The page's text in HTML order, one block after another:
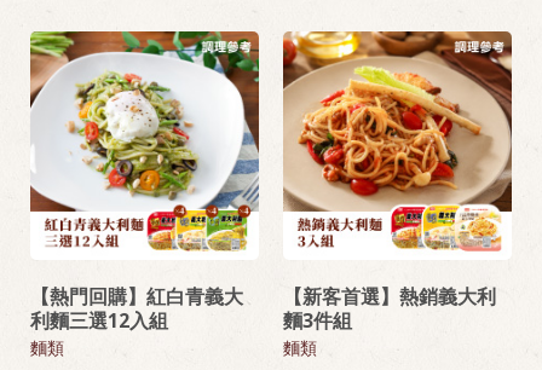
【熱門回購】紅白青義大
利麵三選12入組
麵類
【新客首選】熱銷義大利
麵3件組
麵類